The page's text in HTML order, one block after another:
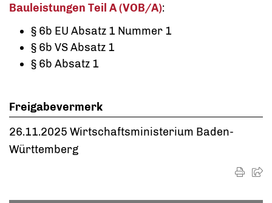
Bauleistungen Teil A (VOB/A):
§ 6b EU Absatz 1 Nummer 1
§ 6b VS Absatz 1
§ 6b Absatz 1
Freigabevermerk
26.11.2025 Wirtschaftsministerium Baden-
Württemberg